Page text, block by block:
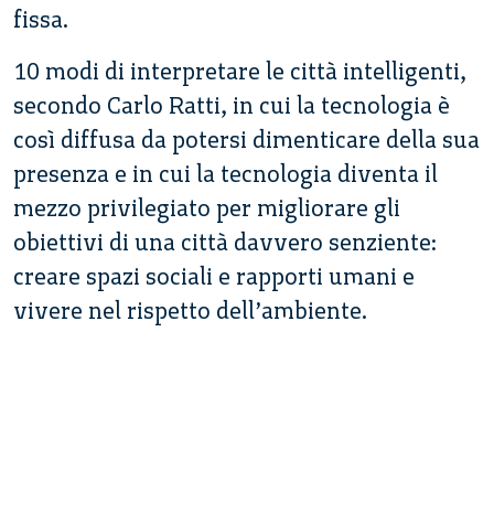
fissa.
10 modi di interpretare le città intelligenti,
secondo Carlo Ratti, in cui la tecnologia è
così diffusa da potersi dimenticare della sua
presenza e in cui la tecnologia diventa il
mezzo privilegiato per migliorare gli
obiettivi di una città davvero senziente:
creare spazi sociali e rapporti umani e
vivere nel rispetto dell’ambiente.